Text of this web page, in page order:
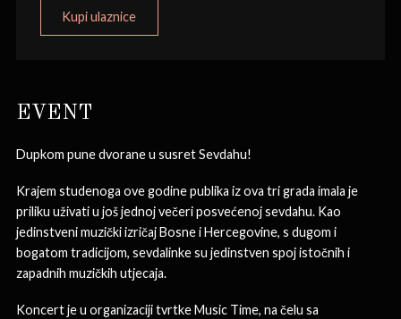
Kupi ulaznice
EVENT
Dupkom pune dvorane u susret Sevdahu!
Krajem studenoga ove godine publika iz ova tri grada imala je
priliku uživati u još jednoj večeri posvećenoj sevdahu. Kao
jedinstveni muzički izričaj Bosne i Hercegovine, s dugom i
bogatom tradicijom, sevdalinke su jedinstven spoj istočnih i
zapadnih muzičkih utjecaja.
Koncert je u organizaciji tvrtke Music Time, na čelu sa